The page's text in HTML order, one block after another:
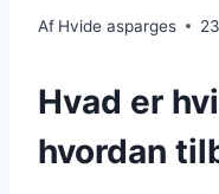
Af Hvide asparges
Hvad er
hvordan